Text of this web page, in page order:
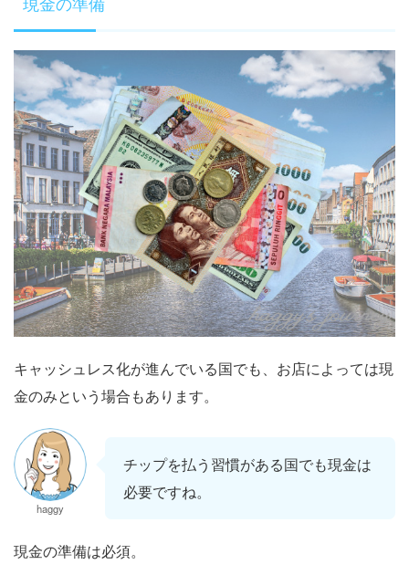
キャッシュレス化が進んでいる国でも、お店によっては現
金のみという場合もあります。
haggy
チップを払う習慣がある国でも現金は
必要ですね。
現金の準備は必須。